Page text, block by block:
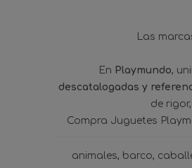
Las
En Playmundo,
descatalogadas y
de
Compra Juguetes
animales barco